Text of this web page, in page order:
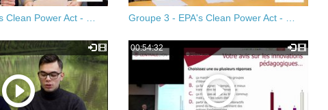
Clean Power Act - … Groupe 3 - EPA's Clean Power Act - …
00:54:32